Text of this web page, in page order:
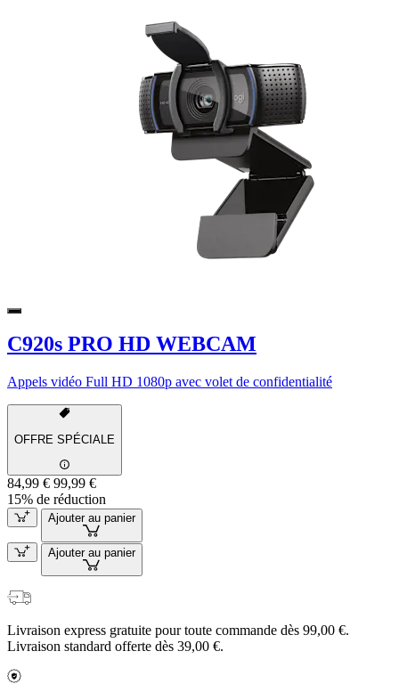
C920s PRO HD WEBCAM
Appels vidéo Full HD 1080p avec volet de confidentialité
OFFRE SPÉCIALE
84,99 € 99,99 €
15% de réduction
Ajouter au panier
Ajouter au panier
Livraison express gratuite pour toute commande dès 99,00 €.
Livraison standard offerte dès 39,00 €.